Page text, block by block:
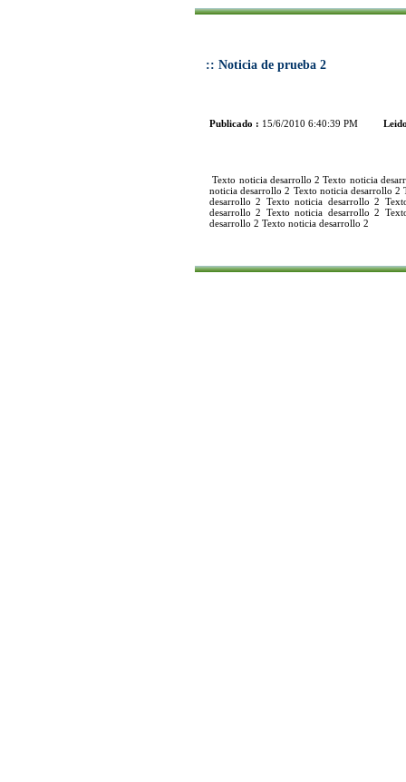
:: Noticia de prueba 2
Publicado : 15/6/2010 6:40:39 PM
Texto noticia desarrollo 2 Texto noticia
noticia desarrollo 2 Texto noticia desarrollo
desarrollo 2 Texto noticia desarrollo 2
desarrollo 2 Texto noticia desarrollo 2
desarrollo 2 Texto noticia desarrollo 2